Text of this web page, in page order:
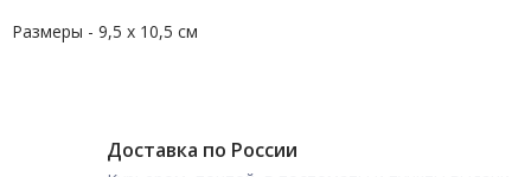
Размеры - 9,5 x 10,5 см
Доставка по России